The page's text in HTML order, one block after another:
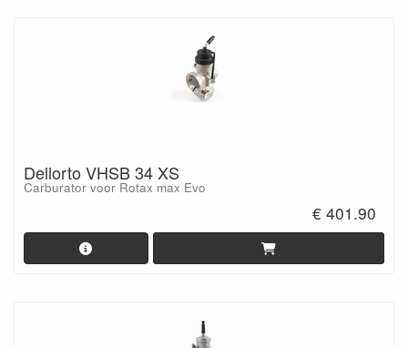
Dellorto VHSB 34 XS
Carburator voor Rotax max Evo
€ 401.90